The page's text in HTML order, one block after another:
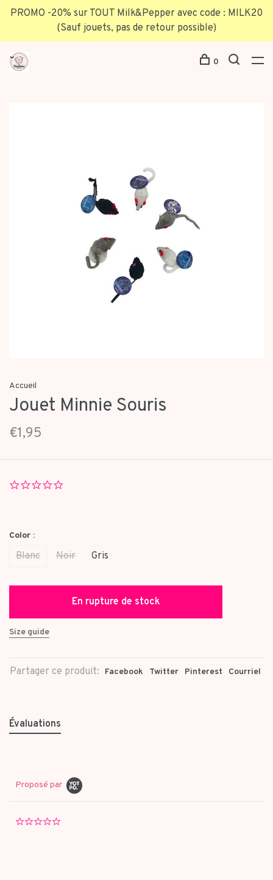
PROMO -20% sur TOUT Milk&Pepper avec code : MILK20
(Sauf jouets, pas de retour possible)
0
Accueil
Jouet Minnie Souris
€1,95
Color :
Blanc Noir Gris
En rupture de stock
Size guide
Partager ce produit: Facebook Twitter Pinterest Courriel
Évaluations
Proposé par